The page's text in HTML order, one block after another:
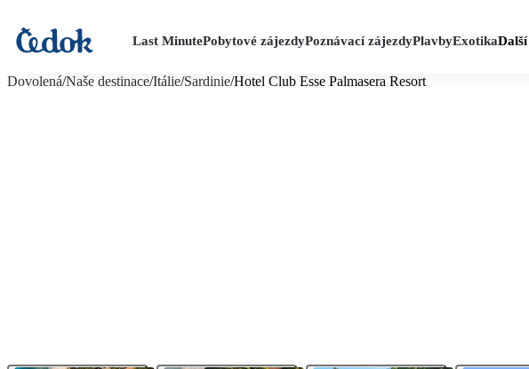
Last MinutePobytové zájezdyPoznávací zájezdyPlavbyExotika
Dovolená/Naše destinace/Itálie/Sardinie/Hotel Club Esse Palmasera Resort